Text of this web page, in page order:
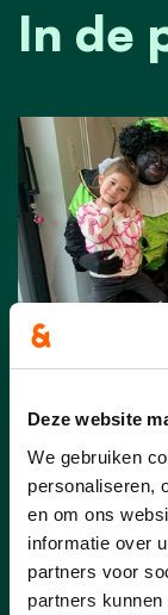
Deze website
We gebruiken
personaliseren,
en om ons
informatie over
partners voor
partners
In de
Pieten
07/12/25